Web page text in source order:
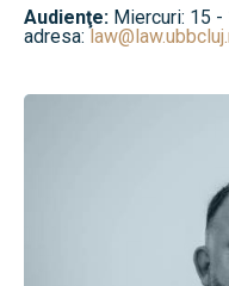
Audienţe: Miercuri: 15 -
adresa: